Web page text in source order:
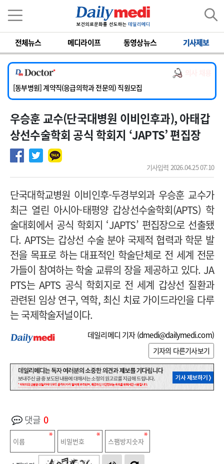
전체뉴스 메디라이프 동영상뉴스 기사제보
[서울아산병원] 2026년 하반기 인턴 모집
[영남대학교의료원] 마취통증의학과 임기제 임상의사 채용
[충남대학교병원] 소아청소년과(소아응급전담) 계약직 의사 공개채용
[동부병원] 계약직(응급의학과 전문의) 직원모집
[이대목동병원] 하반기 전공의(레지던트1년차) 모집
[서울아산병원] 2026년 하반기 인턴 모집
[영남대학교의료원] 마취통증의학과 임기제 임상의사 채용
우승훈 교수( 단국대병원 이비인후과), 아태갑
상선수술학회 공식 학회지 ‘JAPTS’ 편집장
기사입력 2026.04.25 07:10
단국대학교병원 이비인후-두경부외과 우승훈 교수가
최근 열린 아시아-태평양 갑상선수술학회(APTS) 학
술대회에서 공식 학회지 ‘JAPTS’ 편집장으로 선출됐
다. APTS는 갑상선 수술 분야 국제적 협력과 학문 발
전을 목표로 하는 대표적인 학술단체로 전 세계 전문
가들이 참여하는 학술 교류의 장을 제공하고 있다. JA
PTS는 APTS 공식 학회지로 전 세계 갑상선 질환과
관련된 임상 연구, 역학, 최신 치료 가이드라인을 다루
는 국제학술저널이다.
데일리메디 기자 (dmedi@dailymedi.com)
기자의 다른기사보기
댓글 0